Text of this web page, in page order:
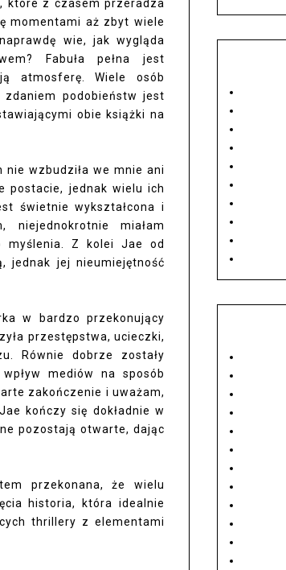
które z czasem przeradza
momentami aż zbyt wiele
wie, jak wygląda
Fabuła pełna jest
atmosferę. Wiele osób
zdaniem podobieństw jest
obie książki na
wzbudziła we mnie ani
postacie, jednak wielu ich
świetnie wykształcona i
niejednokrotnie miałam
myślenia. Z kolei Jae od
jednak jej nieumiejętność
w bardzo przekonujący
przestępstwa, ucieczki,
Równie dobrze zostały
mediów na sposób
zakończenie i uważam,
kończy się dokładnie w
pozostają otwarte, dając
przekonana, że wielu
historia, która idealnie
thrillery z elementami